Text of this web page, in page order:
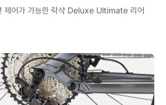
제어가 가능한 락샥 Deluxe Ultimate 리어